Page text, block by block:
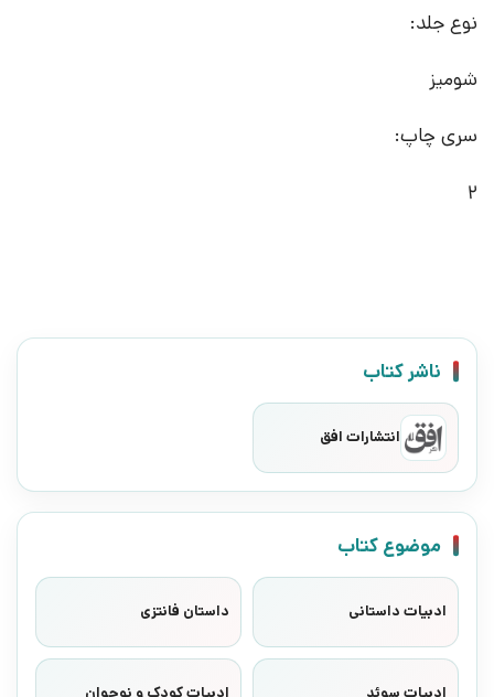
نوع جلد:
شومیز
سری چاپ:
2
ناشر کتاب
انتشارات افق
موضوع کتاب
ادبیات داستانی داستان فانتزی